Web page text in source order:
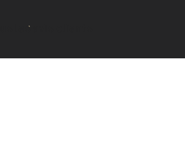
les avis clients